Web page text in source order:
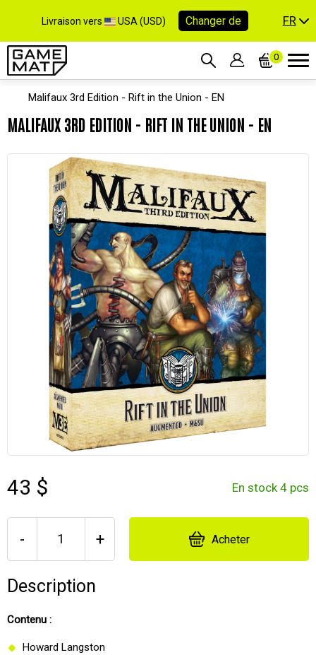
Livraison vers USA (USD) Changer de FR
0
Malifaux 3rd Edition - Rift in the Union - EN
MALIFAUX 3RD EDITION - RIFT IN THE UNION - EN
43 $ En stock 4 pcs
- + Acheter
Description
Contenu :
Howard Langston